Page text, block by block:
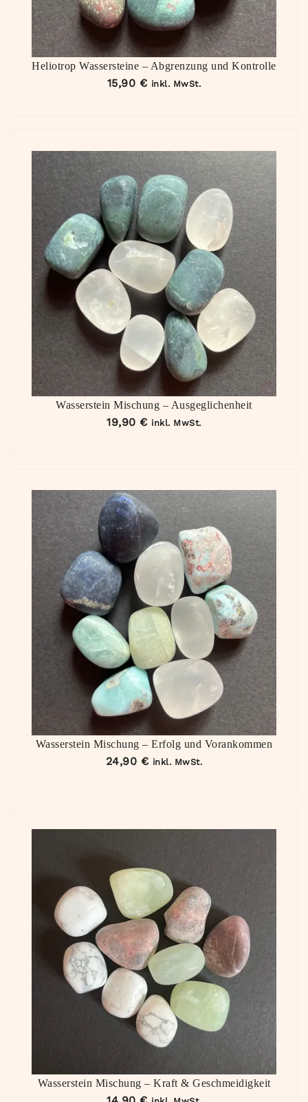
Heliotrop Wassersteine – Abgrenzung und Kontrolle
15,90 € inkl. MwSt.
Wasserstein Mischung – Ausgeglichenheit
19,90 € inkl. MwSt.
Wasserstein Mischung – Erfolg und Vorankommen
24,90 € inkl. MwSt.
Wasserstein Mischung – Kraft & Geschmeidigkeit